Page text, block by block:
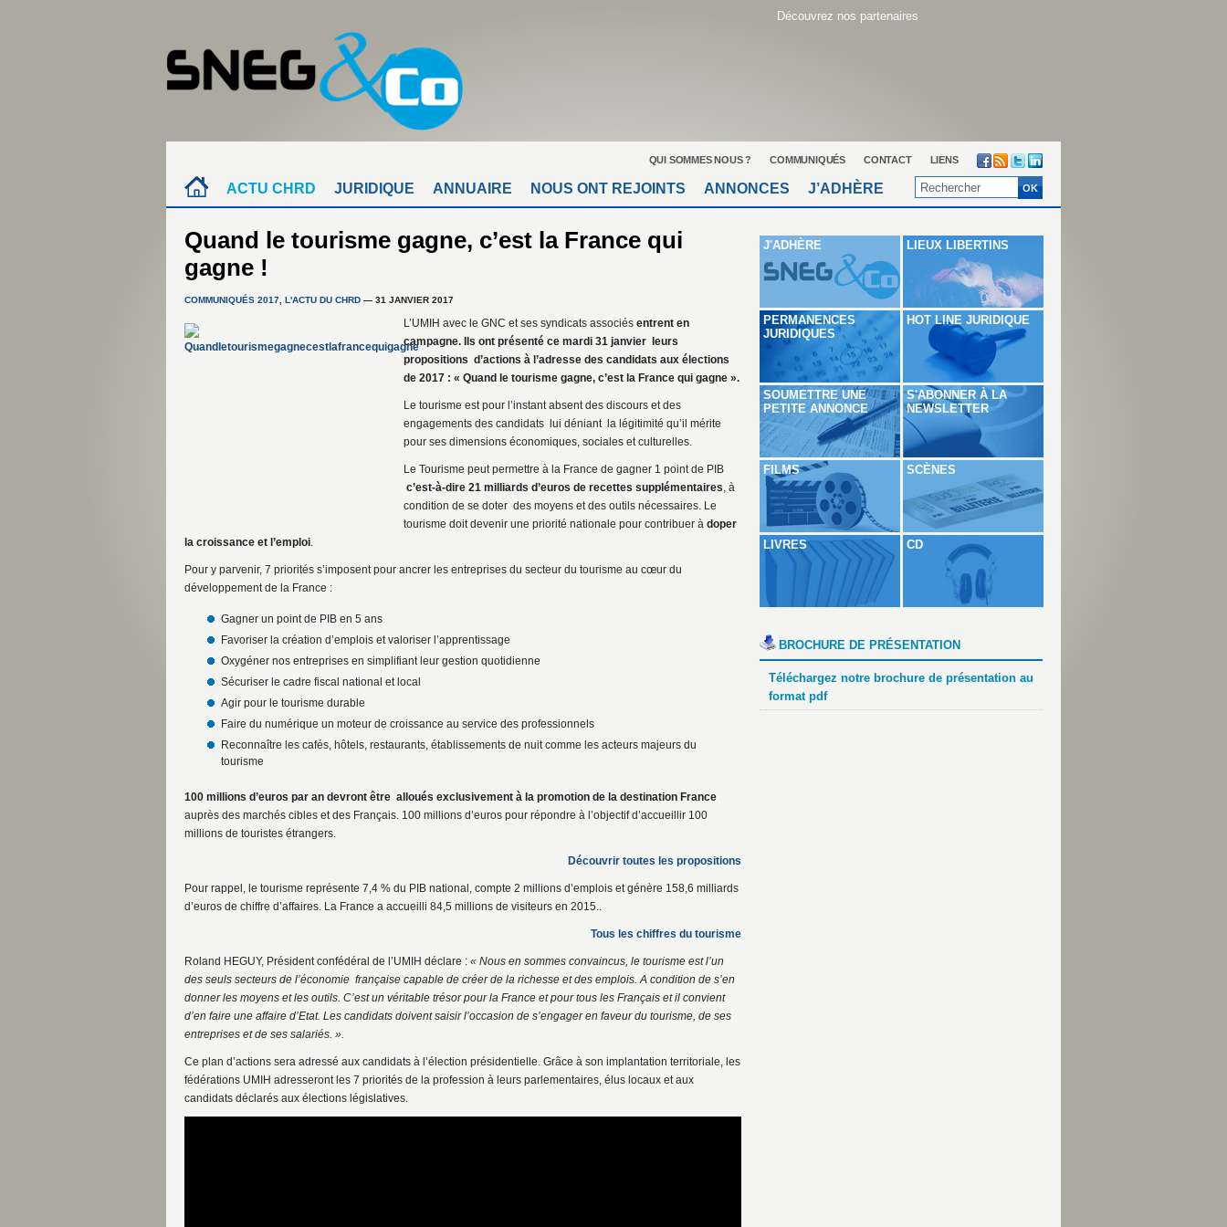
Découvrez nos partenaires
QUI SOMMES NOUS ? COMMUNIQUÉS CONTACT LIENS
ACTU CHRD JURIDIQUE ANNUAIRE NOUS ONT REJOINTS ANNONCES J’ADHÈRE
Quand le tourisme gagne, c’est la France qui
gagne !
COMMUNIQUÉS 2017 L'ACTU DU CHRD — 31 JANVIER 2017
L’UMIH avec le GNC et ses syndicats associés entrent en
campagne. Ils ont présenté ce mardi 31 janvier leurs
propositions d’actions à l’adresse des candidats aux élections
de 2017 : « Quand le tourisme gagne, c’est la France qui gagne ».
Le tourisme est pour l’instant absent des discours et des
engagements des candidats lui déniant la légitimité qu’il mérite
pour ses dimensions économiques, sociales et culturelles.
Le Tourisme peut permettre à la France de gagner 1 point de PIB
c’est-à-dire 21 milliards d’euros de recettes supplémentaires, à
condition de se doter des moyens et des outils nécessaires. Le
tourisme doit devenir une priorité nationale pour contribuer à doper
la croissance et l’emploi.
Pour y parvenir, 7 priorités s’imposent pour ancrer les entreprises du secteur du tourisme au cœur du
développement de la France :
Gagner un point de PIB en 5 ans
Favoriser la création d’emplois et valoriser l’apprentissage
Oxygéner nos entreprises en simplifiant leur gestion quotidienne
Sécuriser le cadre fiscal national et local
Agir pour le tourisme durable
Faire du numérique un moteur de croissance au service des professionnels
Reconnaître les cafés, hôtels, restaurants, établissements de nuit comme les acteurs majeurs du
tourisme
100 millions d’euros par an devront être alloués exclusivement à la promotion de la destination France
auprès des marchés cibles et des Français. 100 millions d’euros pour répondre à l’objectif d’accueillir 100
millions de touristes étrangers.
Découvrir toutes les propositions
Pour rappel, le tourisme représente 7,4 % du PIB national, compte 2 millions d’emplois et génère 158,6 milliards
d’euros de chiffre d’affaires. La France a accueilli 84,5 millions de visiteurs en 2015..
Tous les chiffres du tourisme
Roland HEGUY, Président confédéral de l’UMIH déclare : « Nous en sommes convaincus, le tourisme est l’un
des seuls secteurs de l’économie française capable de créer de la richesse et des emplois. A condition de s’en
donner les moyens et les outils. C’est un véritable trésor pour la France et pour tous les Français et il convient
d’en faire une affaire d’Etat. Les candidats doivent saisir l’occasion de s’engager en faveur du tourisme, de ses
entreprises et de ses salariés. ».
Ce plan d’actions sera adressé aux candidats à l’élection présidentielle. Grâce à son implantation territoriale, les
fédérations UMIH adresseront les 7 priorités de la profession à leurs parlementaires, élus locaux et aux
candidats déclarés aux élections législatives.
J'ADHÈRE LIEUX LIBERTINS
PERMANENCES
JURIDIQUES
HOT LINE JURIDIQUE
SOUMETTRE UNE
PETITE ANNONCE
S'ABONNER À LA
NEWSLETTER
FILMS SCÈNES
LIVRES CD
BROCHURE DE PRÉSENTATION
Téléchargez notre brochure de présentation au
format pdf